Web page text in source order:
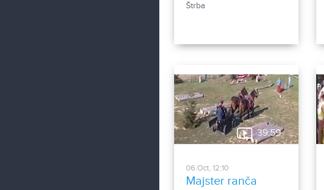
Štrba
39:59
06.Oct, 12:10
Majster ranča